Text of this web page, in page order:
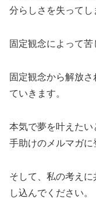
分らしさを失ってし
固定観念によって苦
固定観念から解放
ていきます。
本気で夢を叶えた
手助けのメルマガに
そして、私の考え
し込んでください。